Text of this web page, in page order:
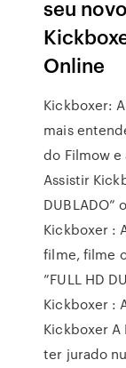
seu
Online
Kickboxer:
mais
do Filmow
Assistir
DUBLADO”
Kickboxer :
filme, filme
”FULL HD
Kickboxer :
Kickboxer A
ter jurado